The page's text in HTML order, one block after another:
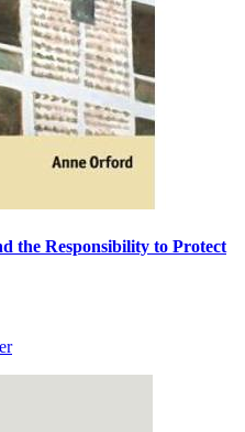
the Responsibility to Protect